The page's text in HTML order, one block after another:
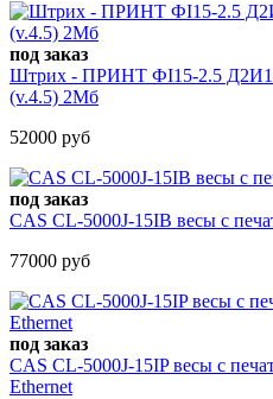
под заказ
Штрих - ПРИНТ ФI15-2.5 Д2И1
(v.4.5) 2Мб
52000 руб
под заказ
CAS CL-5000J-15IB весы с
77000 руб
под заказ
CAS CL-5000J-15IP весы с
Ethernet